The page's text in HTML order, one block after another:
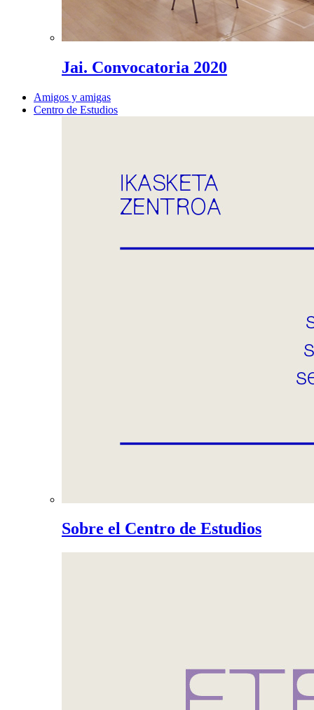
Jai. Convocatoria 2020
Amigos y amigas
Centro de Estudios
Sobre el Centro de Estudios